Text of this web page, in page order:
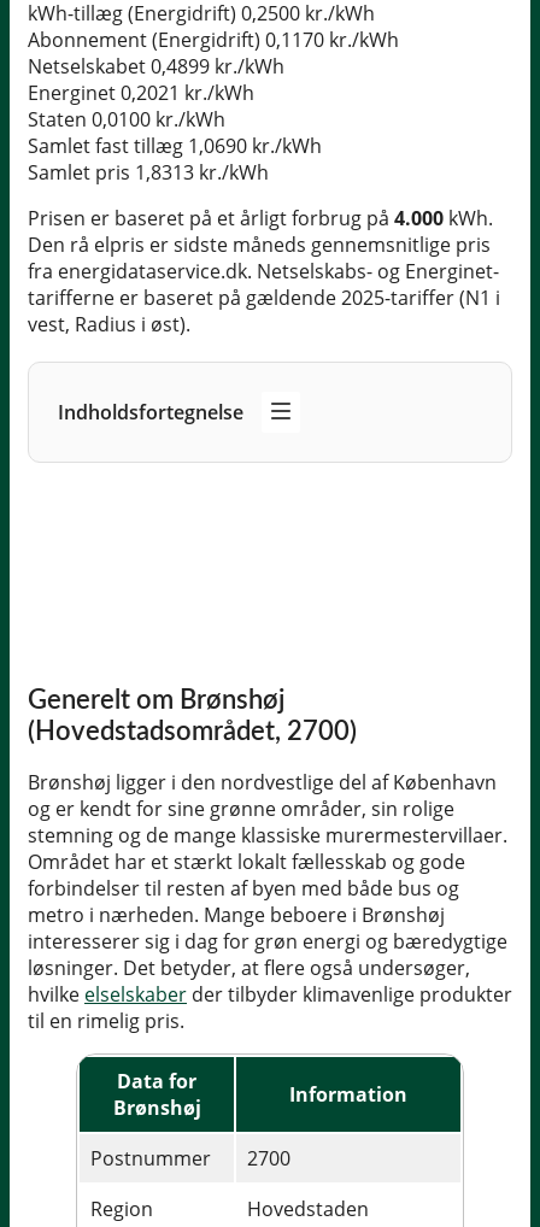
kWh-tillæg (Energidrift) 0,2500 kr./kWh
Abonnement (Energidrift) 0,1170 kr./kWh
Netselskabet0,4899 kr./kWh
Energinet0,2021 kr./kWh
Staten 0,0100 kr./kWh
Samlet fast tillæg 1,0690 kr./kWh
Samlet pris 1,8313 kr./kWh
Prisen er baseret på et årligt forbrug på 4.000 kWh.
Den rå elpris er sidste måneds gennemsnitlige pris
fra energidataservice.dk. Netselskabs- og Energinet-
tarifferne er baseret på gældende 2025-tariffer (N1 i
vest, Radius i øst).
Indholdsfortegnelse
Generelt om Brønshøj
(Hovedstadsområdet, 2700)
Brønshøj ligger i den nordvestlige del af København
og er kendt for sine grønne områder, sin rolige
stemning og de mange klassiske murermestervillaer.
Området har et stærkt lokalt fællesskab og gode
forbindelser til resten af byen med både bus og
metro i nærheden. Mange beboere i Brønshøj
interesserer sig i dag for grøn energi og bæredygtige
løsninger. Det betyder, at flere også undersøger,
hvilke elselskaber der tilbyder klimavenlige produkter
til en rimelig pris.
Data for
Brønshøj
Information
Postnummer
2700
Region
Hovedstaden